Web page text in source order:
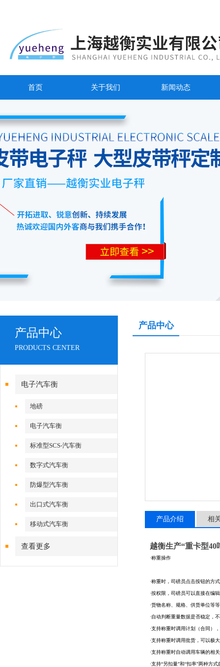
首页 关于我们 新闻动态
产品中心
PRODUCTS CENTER
电子汽车衡
地磅
电子汽车衡
标准型SCS-汽车衡
数字式汽车衡
防爆型汽车衡
出口式汽车衡
移动式汽车衡
查看更多
产品中心
产品介绍 相
越衡生产“重卡型40
·称重操作
·称重时，司磅员点击按钮的方
·按权限，司磅员可以直接在编
·货物名称、规格、供货单位等
·自动判断重量数据是否稳定，
·支持称重时调用计划（合同）
·支持称重时调用批货，可以极
·支持称重时自动调用车辆的相
·支持“另扣量"和“扣率"两种方